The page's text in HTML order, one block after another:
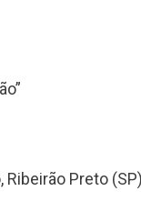
Ribeirão Preto (SP)